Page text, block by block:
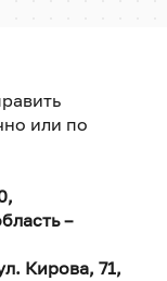
или по
–
Кирова, 71,